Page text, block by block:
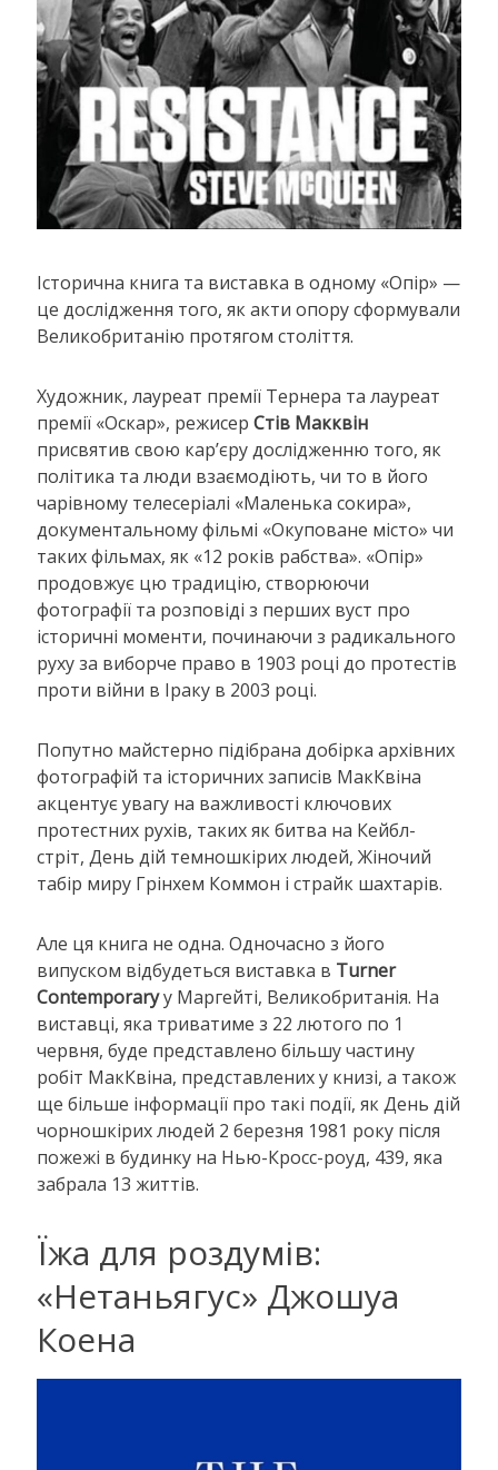
Історична книга та виставка в одному «Опір» —
це дослідження того, як акти опору сформували
Великобританію протягом століття.
Художник, лауреат премії Тернера та лауреат
премії «Оскар», режисерСтів Макквін
присвятив свою кар’єру дослідженню того, як
політика та люди взаємодіють, чи то в його
чарівному телесеріалі «Маленька сокира»,
документальному фільмі «Окуповане місто» чи
таких фільмах, як «12 років рабства». «Опір»
продовжує цю традицію, створюючи
фотографії та розповіді з перших вуст про
історичні моменти, починаючи з радикального
руху за виборче право в 1903 році до протестів
проти війни в Іраку в 2003 році.
Попутно майстерно підібрана добірка архівних
фотографій та історичних записів МакКвіна
акцентує увагу на важливості ключових
протестних рухів, таких як битва на Кейбл-
стріт, День дій темношкірих людей, Жіночий
табір миру Грінхем Коммон і страйк шахтарів.
Але ця книга не одна. Одночасно з його
випуском відбудеться виставка в Turner
Contemporaryу Маргейті, Великобританія. На
виставці, яка триватиме з 22 лютого по 1
червня, буде представлено більшу частину
робіт МакКвіна, представлених у книзі, а також
ще більше інформації про такі події, як День дій
чорношкірих людей 2 березня 1981 року після
пожежі в будинку на Нью-Кросс-роуд, 439, яка
забрала 13 життів.
Їжа для роздумів:
«Нетаньягус» Джошуа
Коена